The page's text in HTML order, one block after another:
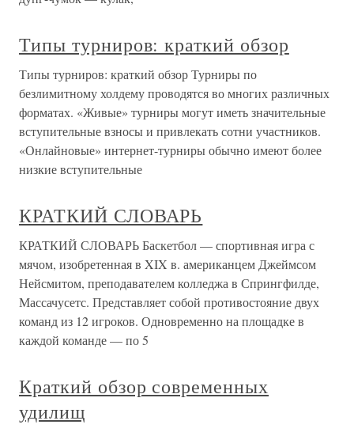
Типы турниров: краткий обзор
Типы турниров: краткий обзор Турниры по
безлимитному холдему проводятся во многих различных
форматах. «Живые» турниры могут иметь значительные
вступительные взносы и привлекать сотни участников.
«Онлайновые» интернет-турниры обычно имеют более
низкие вступительные
КРАТКИЙ СЛОВАРЬ
КРАТКИЙ СЛОВАРЬ Баскетбол — спортивная игра с
мячом, изобретенная в XIX в. американцем Джеймсом
Нейсмитом, преподавателем колледжа в Спрингфилде,
Массачусетс. Представляет собой противостояние двух
команд из 12 игроков. Одновременно на площадке в
каждой команде — по 5
Краткий обзор современных
удилищ